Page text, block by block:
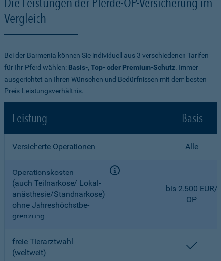
Vergleich
Bei der Barmenia können Sie individuell aus 3 verschiedenen Tarifen
für Ihr Pferd wählen: Basis-, Top- oder Premium-Schutz. Immer
ausgerichtet an Ihren Wünschen und Bedürfnissen mit dem besten
Preis-Leistungsverhältnis.
Leistung Basis
Versicherte Operationen Alle
Operationskosten
(auch Teilnarkose/ Lokal­
anästhesie/Standnarkose)
ohne Jahreshöchstbe­
grenzung
bis 2.500 EUR/
OP
freie Tierarztwahl
(weltweit)